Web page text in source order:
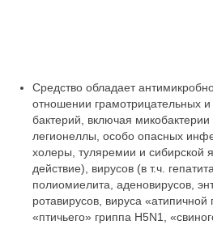
Средство обладает
отношении грамотрицательных
бактерий, включая микобактерии
легионеллы, особо опасных
холеры, туляремии и сибирской
действие), вирусов (в т.ч.
полиомиелита, аденовирусов,
ротавирусов, вируса «атипичной
«птичьего» гриппа H5N1,